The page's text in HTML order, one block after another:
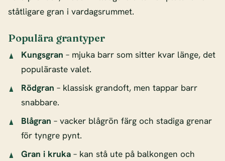
ståtligare gran i vardagsrummet.
Populära grantyper
Kungsgran – mjuka barr som sitter kvar länge, det
populäraste valet.
Rödgran – klassisk grandoft, men tappar barr
snabbare.
Blågran – vacker blågrön färg och stadiga grenar
för tyngre pynt.
Gran i kruka– kan stå ute på balkongen och